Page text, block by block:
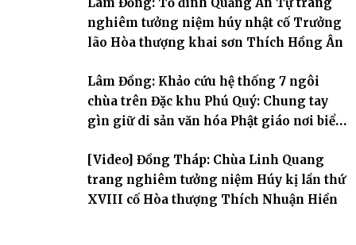
Lâm Đồng: Tổ đình Quảng Ân Tự trang
nghiêm tưởng niệm húy nhật cố Trưởng
lão Hòa thượng khai sơn Thích Hồng Ân
Lâm Đồng: Khảo cứu hệ thống 7 ngôi
chùa trên Đặc khu Phú Quý: Chung tay
gìn giữ di sản văn hóa Phật giáo nơi biển
[Video] Đồng Tháp: Chùa Linh Quang
trang nghiêm tưởng niệm Húy kị lần thứ
XVIII cố Hòa thượng Thích Nhuận Hiền